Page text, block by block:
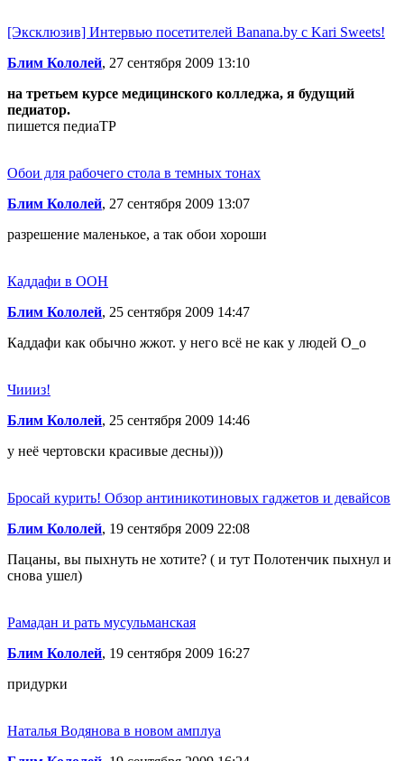
[Эксклюзив] Интервью посетителей Banana.by с Kari Sweets!
Блим Кололей, 27 сентября 2009 13:10
на третьем курсе медицинского колледжа, я будущий
педиатор.
пишется педиаТР
Обои для рабочего стола в темных тонах
Блим Кололей, 27 сентября 2009 13:07
разрешение маленькое, а так обои хороши
Каддафи в ООН
Блим Кололей, 25 сентября 2009 14:47
Каддафи как обычно жжот. у него всё не как у людей О_о
Чиииз!
Блим Кололей, 25 сентября 2009 14:46
у неё чертовски красивые десны)))
Бросай курить! Обзор антиникотиновых гаджетов и девайсов
Блим Кололей, 19 сентября 2009 22:08
Пацаны, вы пыхнуть не хотите? ( и тут Полотенчик пыхнул и
снова ушел)
Рамадан и рать мусульманская
Блим Кололей, 19 сентября 2009 16:27
придурки
Наталья Водянова в новом амплуа